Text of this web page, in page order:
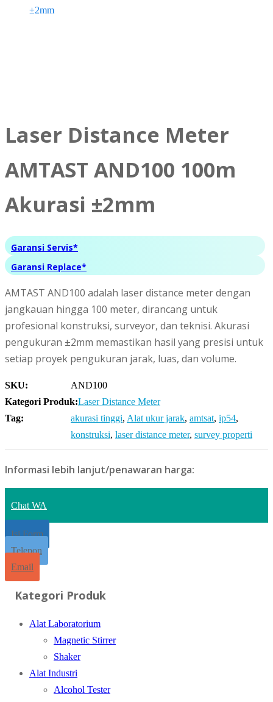
±2mm
Laser Distance Meter
AMTAST AND100 100m
Akurasi ±2mm
Garansi Servis*
Garansi Replace*
AMTAST AND100 adalah laser distance meter dengan
jangkauan hingga 100 meter, dirancang untuk
profesional konstruksi, surveyor, dan teknisi. Akurasi
pengukuran ±2mm memastikan hasil yang presisi untuk
setiap proyek pengukuran jarak, luas, dan volume.
SKU:
AND100
Kategori Produk:Laser Distance Meter
Tag:
akurasi tinggi, Alat ukur jarak, amtsat, ip54,
konstruksi, laser distance meter, survey properti
Informasi lebih lanjut/penawaran harga:
Chat WA
Isi Form
Telepon
Email
Kategori Produk
Alat Laboratorium
Magnetic Stirrer
Shaker
Alat Industri
Alcohol Tester